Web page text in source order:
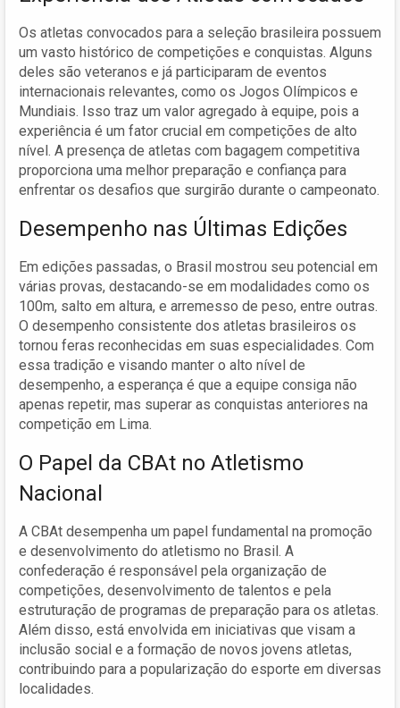
Os atletas convocados para a seleção brasileira possuem
um vasto histórico de competições e conquistas. Alguns
deles são veteranos e já participaram de eventos
internacionais relevantes, como os Jogos Olímpicos e
Mundiais. Isso traz um valor agregado à equipe, pois a
experiência é um fator crucial em competições de alto
nível. A presença de atletas com bagagem competitiva
proporciona uma melhor preparação e confiança para
enfrentar os desafios que surgirão durante o campeonato.
Desempenho nas Últimas Edições
Em edições passadas, o Brasil mostrou seu potencial em
várias provas, destacando-se em modalidades como os
100m, salto em altura, e arremesso de peso, entre outras.
O desempenho consistente dos atletas brasileiros os
tornou feras reconhecidas em suas especialidades. Com
essa tradição e visando manter o alto nível de
desempenho, a esperança é que a equipe consiga não
apenas repetir, mas superar as conquistas anteriores na
competição em Lima.
O Papel da CBAt no Atletismo
Nacional
A CBAt desempenha um papel fundamental na promoção
e desenvolvimento do atletismo no Brasil. A
confederação é responsável pela organização de
competições, desenvolvimento de talentos e pela
estruturação de programas de preparação para os atletas.
Além disso, está envolvida em iniciativas que visam a
inclusão social e a formação de novos jovens atletas,
contribuindo para a popularização do esporte em diversas
localidades.